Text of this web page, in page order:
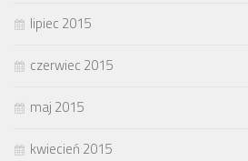
lipiec 2015
czerwiec 2015
maj 2015
kwiecień 2015